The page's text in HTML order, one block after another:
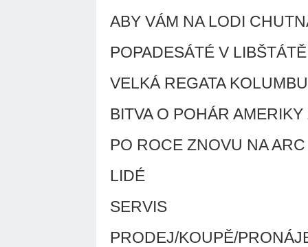
ABY VÁM NA LODI
POPADESÁTÉ V LIBŠTÁTĚ
VELKÁ REGATA
BITVA O POHÁR
PO ROCE ZNOVU NA ARC
LIDÉ
SERVIS
PRODEJ/KOUPĚ/